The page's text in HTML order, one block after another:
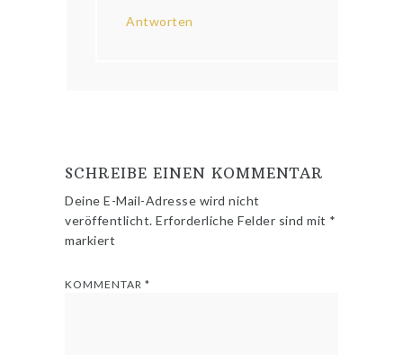
Antworten
SCHREIBE EINEN KOMMENTAR
Deine E-Mail-Adresse wird nicht
veröffentlicht. Erforderliche Felder sind mit *
markiert
KOMMENTAR*